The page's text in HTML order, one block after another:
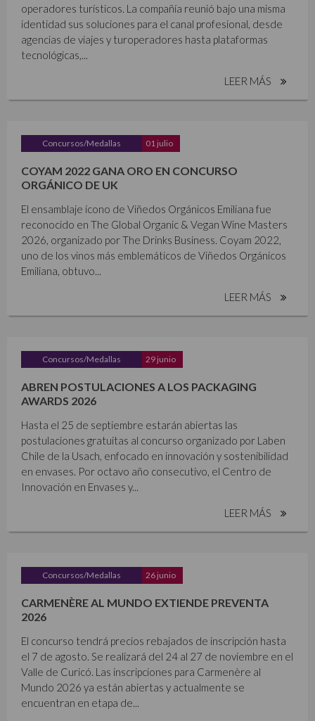
operadores turísticos. La compañía reunió bajo una misma
identidad sus soluciones para el canal profesional, desde
agencias de viajes y turoperadores hasta plataformas
tecnológicas,...
LEER MÁS
Concursos/Medallas 01 julio
COYAM 2022 GANA ORO EN CONCURSO
ORGÁNICO DE UK
El ensamblaje ícono de Viñedos Orgánicos Emiliana fue
reconocido en The Global Organic & Vegan Wine Masters
2026, organizado por The Drinks Business. Coyam 2022,
uno de los vinos más emblemáticos de Viñedos Orgánicos
Emiliana, obtuvo...
LEER MÁS
Concursos/Medallas 29 junio
ABREN POSTULACIONES A LOS PACKAGING
AWARDS 2026
Hasta el 25 de septiembre estarán abiertas las
postulaciones gratuitas al concurso organizado por Laben
Chile de la Usach, enfocado en innovación y sostenibilidad
en envases. Por octavo año consecutivo, el Centro de
Innovación en Envases y...
LEER MÁS
Concursos/Medallas 26 junio
CARMENÈRE AL MUNDO EXTIENDE PREVENTA
2026
El concurso tendrá precios rebajados de inscripción hasta
el 7 de agosto. Se realizará del 24 al 27 de noviembre en el
Valle de Curicó. Las inscripciones para Carmenère al
Mundo 2026 ya están abiertas y actualmente se
encuentran en etapa de...